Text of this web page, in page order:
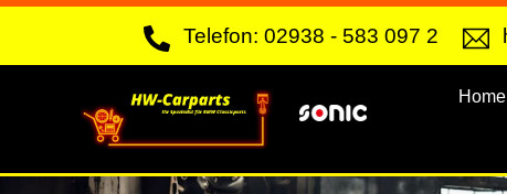
Skip
content
Telefon: 02938 - 583 097 2
Home